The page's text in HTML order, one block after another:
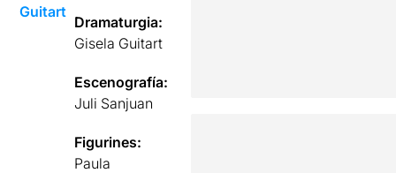
Guitart
Dramaturgia:
Gisela Guitart
Escenografía:
Juli Sanjuan
Figurines:
Paula